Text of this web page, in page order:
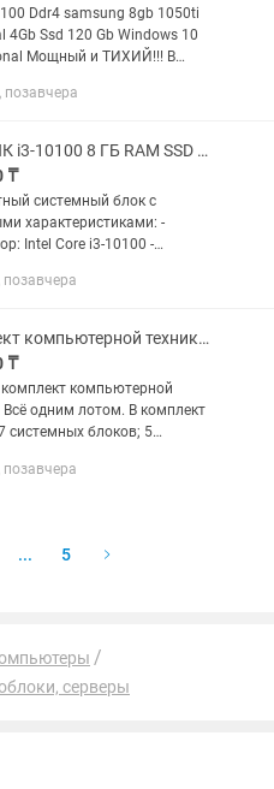
Ddr4 samsung 8gb 1050ti
4Gb Ssd 120 Gb Windows 10
В
любые игры
позавчера
Мини-ПК i3-10100 8 ГБ RAM SSD 500 ГБ компактный системный блок
₸
системный блок с
характеристиками: -
Intel Core i3-10100 -
SSD 500 ГБ — быстрый
Комплект компьютерной техники Компьютеры
₸
компьютерной
Всё одним лотом. В комплект
системных блоков; 5
МФУ Canon i-SENSYS MF4120
... 5
серверы